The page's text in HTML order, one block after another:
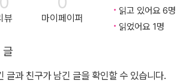
쎈이 최고의 자리에 있는 이유입니다. 최적
제 문제해결 능력을 기르는 쎈, 수학의 답은 쎈
뷰 마이페이퍼
읽고 있어요 6명
읽었어요 1명
글
글과 친구가 남긴 글을 확인할 수 있습니다.